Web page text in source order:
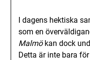
I dagens hektiska
som en
Malmökan dock
Detta är inte bara